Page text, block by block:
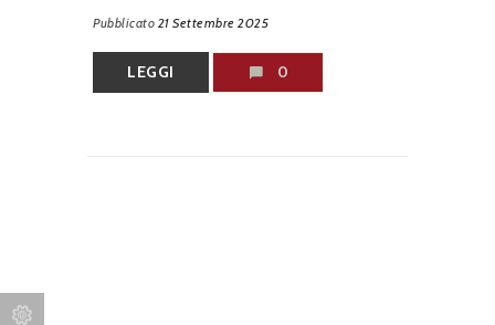
Pubblicato 21 Settembre 2025
LEGGI 0